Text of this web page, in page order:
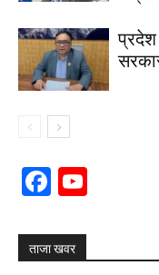
प्रदेश
Facebook
ताजा खवर